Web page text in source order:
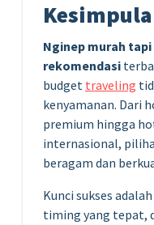
Nginep murah
rekomendasi
budget traveling
kenyamanan. Dari
premium hingga
internasional,
beragam dan
Kunci sukses
timing yang tepat,